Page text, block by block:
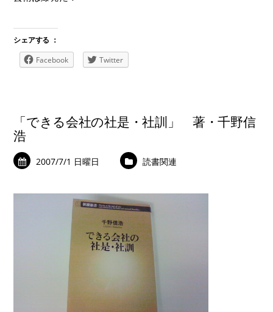
シェアする ：
Facebook
Twitter
「できる会社の社是・社訓」 著・千野信
浩
2007/7/1 日曜日 読書関連